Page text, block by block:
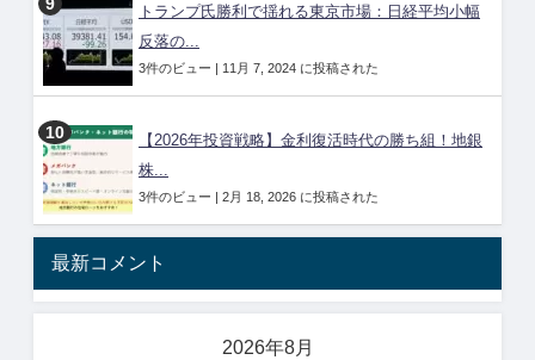
トランプ氏勝利で揺れる東京市場：日経平均小幅
反落の...
3件のビュー | 11月 7, 2024 に投稿された
【2026年投資戦略】金利復活時代の勝ち組！地銀
株...
3件のビュー | 2月 18, 2026 に投稿された
最新コメント
2026年8月